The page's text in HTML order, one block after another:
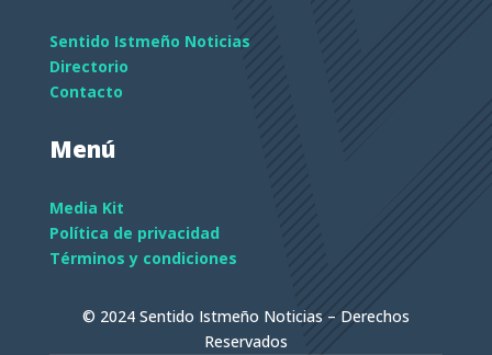
Sentido Istmeño Noticias
Directorio
Contacto
Menú
Media Kit
Política de privacidad
Términos y condiciones
© 2024 Sentido Istmeño Noticias – Derechos
Reservados